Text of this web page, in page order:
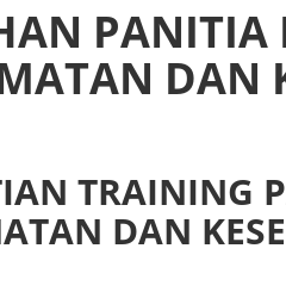
PANITIA
DAN
TRAINING
DAN